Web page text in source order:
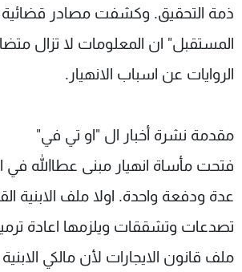
ذمة التحقيق. وكشفت مصادر قضائية
المستقبل" ان المعلومات لا تزال
الروايات عن اسباب الانهيار.
مقدمة نشرة أخبار ال "او تي في"
فتحت مأساة انهيار مبنى عطاالله في
عدة ودفعة واحدة. اولا ملف الابنية
تصدعات وتشققات ويلزمها اعادة
ملف قانون الايجارات لأن مالكي الابنية